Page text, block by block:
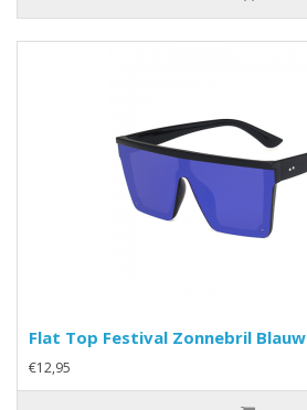
Flat Top Festival Zonnebril Blauw
€12,95